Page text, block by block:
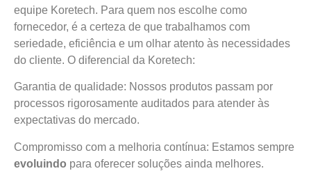
equipe Koretech. Para quem nos escolhe como
fornecedor, é a certeza de que trabalhamos com
seriedade, eficiência e um olhar atento às necessidades
do cliente. O diferencial da Koretech:
Garantia de qualidade: Nossos produtos passam por
processos rigorosamente auditados para atender às
expectativas do mercado.
Compromisso com a melhoria contínua: Estamos sempre
evoluindo para oferecer soluções ainda melhores.